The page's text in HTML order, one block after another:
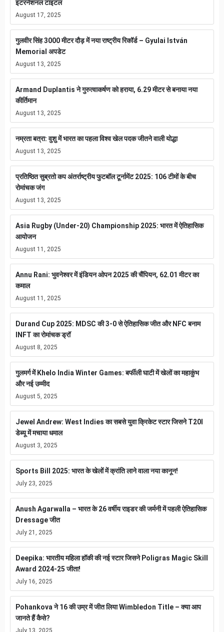
इंटरनेशनल टाइटल
August 17, 2025
गुलवीर सिंह 3000 मीटर दौड़ में नया राष्ट्रीय रिकॉर्ड – Gyulai István
Memorial अपडेट
August 13, 2025
Armand Duplantis ने गुरुत्वाकर्षण को हराया, 6.29 मीटर से बनाया नया
कीर्तिमान
August 13, 2025
नम्रता बत्रा: वुशु में भारत का पहला विश्व खेल पदक जीतने वाली योद्धा
August 13, 2025
प्रतिष्ठित सुब्रतो कप अंतर्राष्ट्रीय फुटबॉल टूर्नामेंट 2025: 106 टीमों के बीच
रोमांचक जंग
August 13, 2025
Asia Rugby (Under-20) Championship 2025: भारत में ऐतिहासिक
आयोजन
August 11, 2025
Annu Rani: भुवनेश्वर में इंडियन ओपन 2025 की चैंपियन, 62.01 मीटर का
कमाल
August 11, 2025
Durand Cup 2025: MDSC की 3-0 से ऐतिहासिक जीत और NFC बनाम
INFT का रोमांचक ड्रॉ
August 8, 2025
गुलमर्ग में Khelo India Winter Games: बर्फीली घाटी में खेलों का महाकुंभ
और नई उम्मीद
August 5, 2025
Jewel Andrew: West Indies का सबसे युवा क्रिकेट स्टार जिसने T20I
डेब्यू में मचाया धमाल
August 3, 2025
Sports Bill 2025: भारत के खेलों में क्रांति लाने वाला नया कानून!
July 23, 2025
Anush Agarwalla – भारत के 26 वर्षीय राइडर की जर्मनी में पहली ऐतिहासिक
Dressage जीत
July 21, 2025
Deepika: भारतीय महिला हॉकी की नई स्टार जिसने Poligras Magic Skill
Award 2024-25 जीता!
July 16, 2025
Pohankova ने 16 की उम्र में जीत लिया Wimbledon Title – क्या आप
जानते हैं कैसे?
July 13, 2025